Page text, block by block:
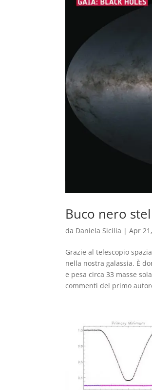
Buco nero
da Daniela Sicilia |Apr
Grazie al telescopio
nella nostra galassia. È
e pesa circa 33 masse
commenti del primo